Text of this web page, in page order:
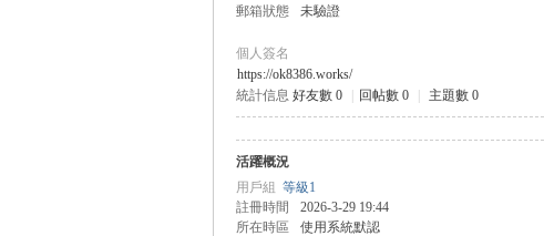
郵箱狀態
未驗證
個人簽名
https://ok8386.works/
統計信息 好友數 0 回帖數 0 主題數 0
活躍概況
用戶組 等級1
註冊時間
2026-3-29 19:44
所在時區
使用系統默認